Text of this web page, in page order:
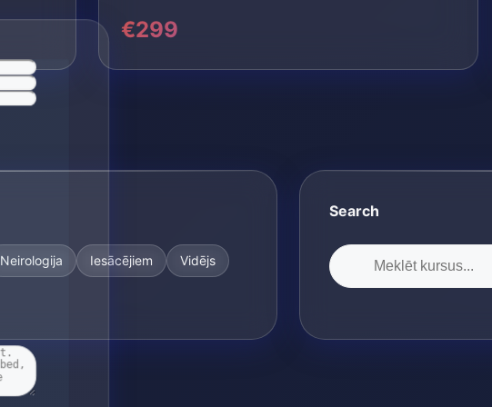
€299
Neirologija Iesācējiem Vidējs
Search